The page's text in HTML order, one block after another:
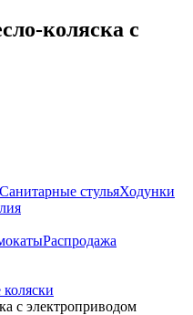
коляска с
Санитарные стульяХодунки
Распродажа
с электроприводом